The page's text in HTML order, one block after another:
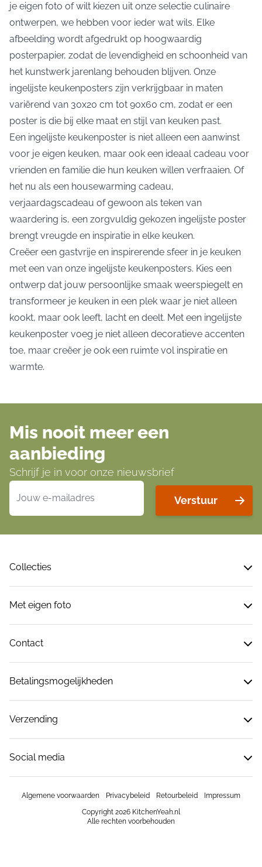
je eigen foto of wilt kiezen uit onze selectie culinaire
ontwerpen, we hebben voor ieder wat wils. Elke
afbeelding wordt afgedrukt op hoogwaardig
posterpapier, zodat de levendigheid en schoonheid van
het kunstwerk jarenlang behouden blijven. Onze
ingelijste keukenposters zijn verkrijgbaar in maten
variërend van 30x20 cm tot 90x60 cm, zodat er een
poster is die bij elke maat en stijl van keuken past.
Een ingelijste keukenposter is niet alleen een aanwinst
voor je eigen keuken, maar ook een ideaal cadeau voor
vrienden en familie die hun keuken willen verfraaien. Of
het nu als een housewarming cadeau,
verjaardagscadeau of gewoon als teken van
waardering is, een zorgvuldig gekozen ingelijste poster
brengt vreugde en inspiratie in elke keuken.
Creëer een gastvrije en inspirerende sfeer in je keuken
met een van onze ingelijste keukenposters. Kies een
ontwerp dat jouw persoonlijke smaak weerspiegelt en
transformeer je keuken in een plek waar je niet alleen
kookt, maar ook leeft, lacht en deelt. Met een ingelijste
keukenposter voeg je niet alleen decoratieve accenten
toe, maar creëer je ook een ruimte vol inspiratie en
warmte.
Mis nooit meer een
aanbieding
Schrijf je in voor onze nieuwsbrief
E-mailadres
Verstuur
Collecties
Met eigen foto
Contact
Betalingsmogelijkheden
Verzending
Social media
Algemene voorwaarden Privacybeleid Retourbeleid
Impressum
Copyright 2026 KitchenYeah.nl
Alle rechten voorbehouden